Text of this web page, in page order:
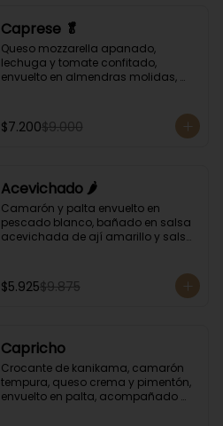
Caprese 🥬
Queso mozzarella apanado,
lechuga y tomate confitado,
envuelto en almendras molidas,
$7.200$9.000
Acevichado 🌶️
Camarón y palta envuelto en
pescado blanco, bañado en salsa
acevichada de ají amarillo y salsa
$5.925$9.875
Capricho
Crocante de kanikama, camarón
tempura, queso crema y pimentón,
envuelto en palta, acompañado